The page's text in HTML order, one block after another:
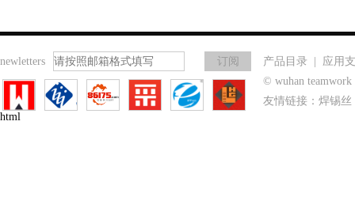
newletters 产品目录
应用
© wuhan
友情链接： 焊锡丝
html